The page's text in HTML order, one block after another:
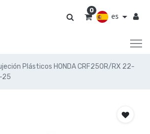
es
0
Plásticos HONDA CRF250R/RX 22-
25